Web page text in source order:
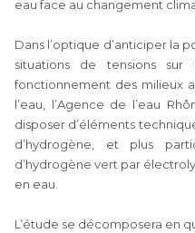
eau face au changement
Dans l’optique d’anticiper la
situations de tensions
fonctionnement des milieux
l’eau, l’Agence de l’eau
disposer d’éléments
d’hydrogène, et plus
d’hydrogène vert par
en eau.
L’étude se décomposera en